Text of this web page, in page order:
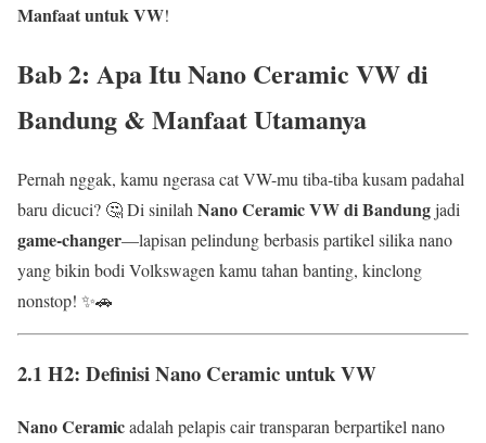
Manfaat untuk VW!
Bab 2: Apa ItuNano Ceramic VW di
Bandung & Manfaat Utamanya
Pernah nggak, kamu ngerasa cat VW-mu tiba-tiba kusam padahal
baru dicuci? 🤔 Di sinilahNano Ceramic VW di Bandungjadi
game-changer—lapisan pelindung berbasis partikel silika nano
yang bikin bodi Volkswagen kamu tahan banting, kinclong
nonstop! ✨🚗
2.1 H2: Definisi Nano Ceramic untuk VW
Nano Ceramicadalah pelapis cair transparan berpartikel nano